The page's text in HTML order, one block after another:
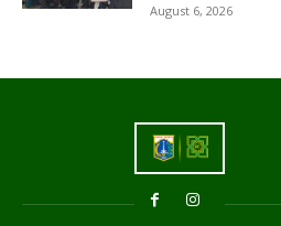
August 6, 2026